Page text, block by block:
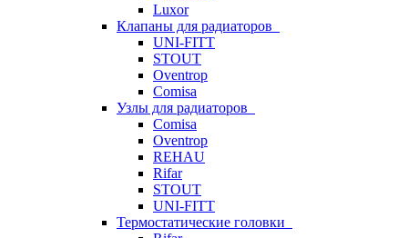
Luxor
Клапаны для радиаторов
UNI-FITT
STOUT
Oventrop
Comisa
Узлы для радиаторов
Comisa
Oventrop
REHAU
Rifar
STOUT
UNI-FITT
Термостатические головки